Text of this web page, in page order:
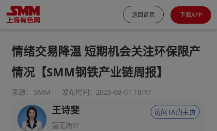
返回首页 下载APP
情绪交易降温 短期机会关注环保限产
情况【SMM钢铁产业链周报】
来源： SMM 发布时间：2025-08-01 18:47
王诗斐
暂无简介
访问TA的主页